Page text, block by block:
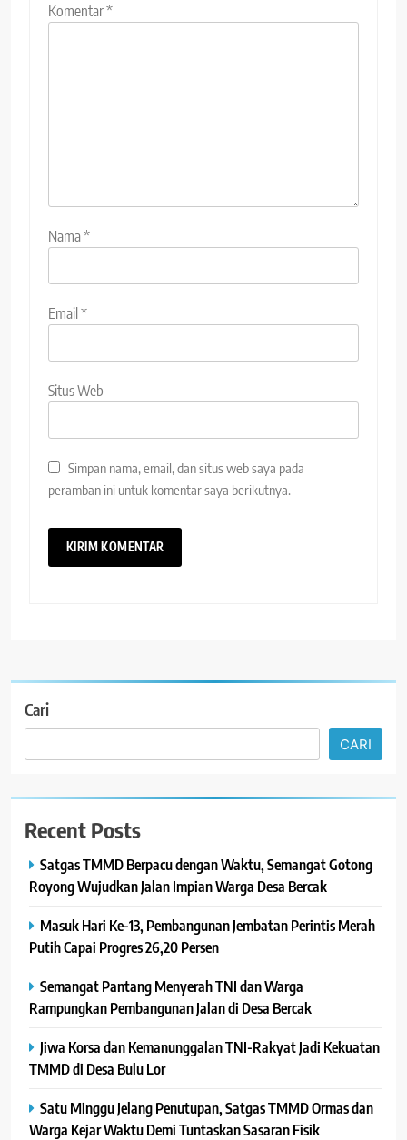
Komentar*
Nama*
Email*
Situs Web
Simpan nama, email, dan situs web saya pada
peramban ini untuk komentar saya berikutnya.
Cari
CARI
Recent Posts
Satgas TMMD Berpacu dengan Waktu, Semangat Gotong
Royong Wujudkan Jalan Impian Warga Desa Bercak
Masuk Hari Ke-13, Pembangunan Jembatan Perintis Merah
Putih Capai Progres 26,20 Persen
Semangat Pantang Menyerah TNI dan Warga
Rampungkan Pembangunan Jalan di Desa Bercak
Jiwa Korsa dan Kemanunggalan TNI-Rakyat Jadi Kekuatan
TMMD di Desa Bulu Lor
Satu Minggu Jelang Penutupan, Satgas TMMD Ormas dan
Warga Kejar Waktu Demi Tuntaskan Sasaran Fisik